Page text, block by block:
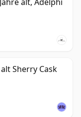
Sherry Cask